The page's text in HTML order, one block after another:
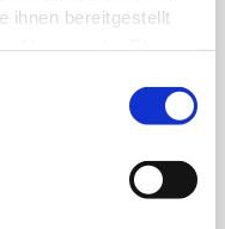
ihnen bereitgestellt